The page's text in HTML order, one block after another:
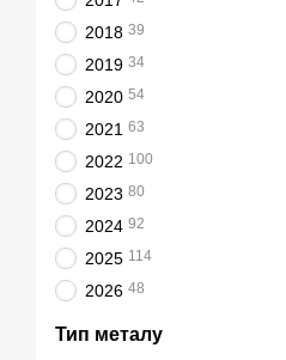
2018 39
2019 34
2020 54
2021 63
2022 100
2023 80
2024 92
2025 114
2026 48
Тип металу